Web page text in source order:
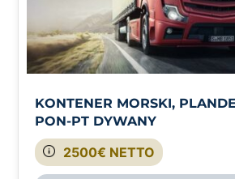
2500€ NETTO
KONTENER MORSKI,
PON-PT DYWANY